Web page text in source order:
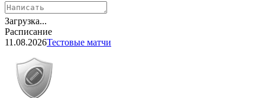
Загрузка...
Расписание
11.08.2026Тестовые матчи